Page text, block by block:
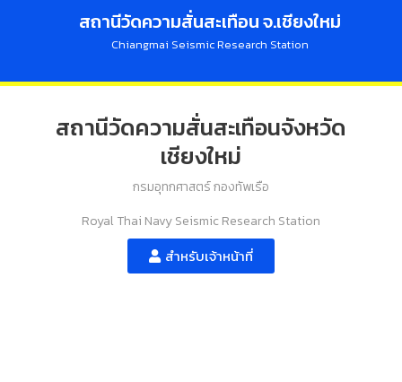
สถานีวัดความสั่นสะเทือน จ.เชียงใหม่
Chiangmai Seismic Research Station
สถานีวัดความสั่นสะเทือนจังหวัด
เชียงใหม่
กรมอุทกศาสตร์ กองทัพเรือ
Royal Thai Navy Seismic Research Station
สำหรับเจ้าหน้าที่